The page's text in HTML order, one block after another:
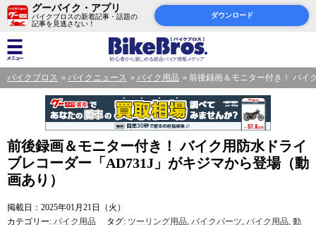
グーバイク・アプリ
バイクブロスの新着記事・話題の
記事を見逃さない！
ダウンロード
バイクブロス バイクニュース バイク用品 前後録画＆モニター付き！ バイ
前後録画＆モニター付き！ バイク用防水ドライ
ブレコーダー「AD731J」がキジマから登場（動
画あり）
掲載日：2025年01月21日（火）
カテゴリー: バイク用品 タグ: ツーリング用品, バイクパーツ, バイク用品, 動